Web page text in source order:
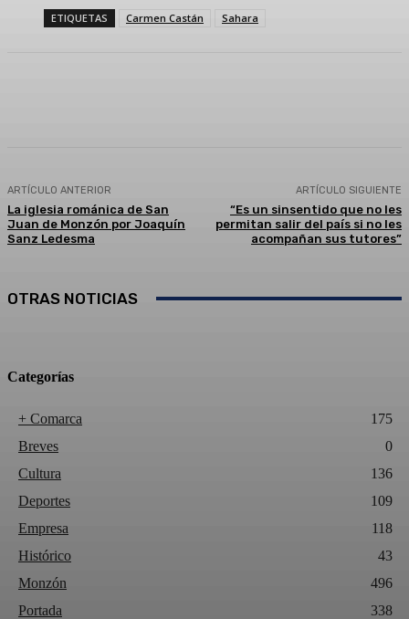
ETIQUETAS Carmen Castán Sahara
ARTÍCULO ANTERIOR
La iglesia románica de San
Juan de Monzón por Joaquín
Sanz Ledesma
ARTÍCULO SIGUIENTE
“Es un sinsentido que no les
permitan salir del país si no les
acompañan sus tutores”
OTRAS NOTICIAS
Categorías
+ Comarca
175
Breves
0
Cultura
136
Deportes
109
Empresa
118
Histórico
43
Monzón
496
Portada
338